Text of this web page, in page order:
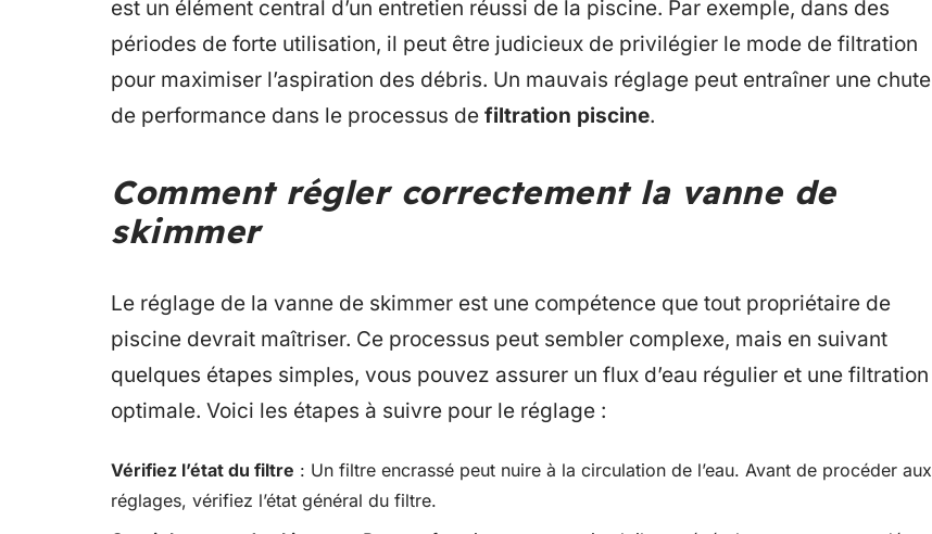
est un élément central d’un entretien réussi de la piscine. Par exemple, dans des
périodes de forte utilisation, il peut être judicieux de privilégier le mode de filtration
pour maximiser l’aspiration des débris. Un mauvais réglage peut entraîner une chute
de performance dans le processus de filtration piscine.
Comment régler correctement la vanne de
skimmer
Le réglage de la vanne de skimmer est une compétence que tout propriétaire de
piscine devrait maîtriser. Ce processus peut sembler complexe, mais en suivant
quelques étapes simples, vous pouvez assurer un flux d’eau régulier et une filtration
optimale. Voici les étapes à suivre pour le réglage :
Vérifiez l’état du filtre : Un filtre encrassé peut nuire à la circulation de l’eau. Avant de procéder aux
réglages, vérifiez l’état général du filtre.